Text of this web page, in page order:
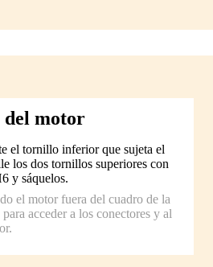
motor
el tornillo inferior que sujeta el
los dos tornillos superiores con
y sáquelos.
el motor fuera del cuadro de la
acceder a los conectores y al